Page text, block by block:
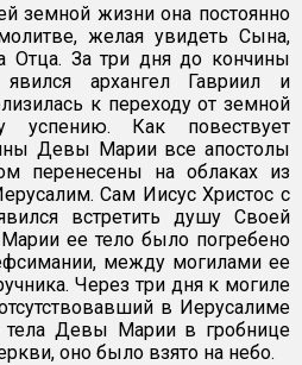
земной жизни она постоянно
желая увидеть Сына,
Отца. За три дня до кончины
архангел Гавриил и
к переходу от земной
успению. Как повествует
Девы Марии все апостолы
перенесены на облаках из
Сам Иисус Христос с
встретить душу Своей
ее тело было погребено
между могилами ее
Через три дня к могиле
в Иерусалиме
Девы Марии в гробнице
оно было взято на небо.